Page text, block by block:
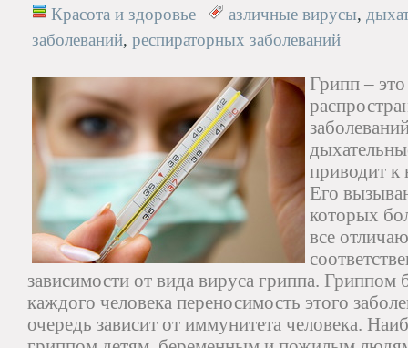
Красота и здоровье
азличные вирусы,
заболеваний, респираторных заболеваний
Грипп –
приводит к
Его
которых
все
зависимости от вида вируса гриппа. Гриппом
каждого человека переносимость этого
очередь зависит от иммунитета человека.